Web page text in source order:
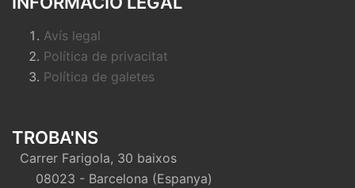
Avís legal
Política de privacitat
Política de galetes
TROBA'NS
Carrer Farigola, 30 baixos
08023 - Barcelona (Espanya)